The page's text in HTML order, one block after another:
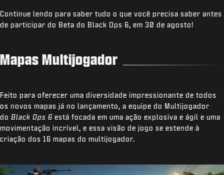
Continue lendo para saber tudo o que você precisa saber antes
de participar do Beta do Black Ops 6, em 30 de agosto!
Mapas Multijogador
Feito para oferecer uma diversidade impressionante de todos
os novos mapas já no lançamento, a equipe do Multijogador
do Black Ops 6 está focada em uma ação explosiva e ágil e uma
movimentação incrível, e essa visão de jogo se estende à
criação dos 16 mapas do multijogador.